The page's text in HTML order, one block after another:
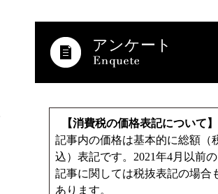
アンケート
【消費税の価格表記について】
記事内の価格は基本的に総額（
込）表記です。2021年4月以前の
記事に関しては税抜表記の場合
あります。